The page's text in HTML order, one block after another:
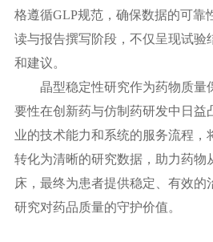
格遵循GLP规范，确保数据的可靠
读与报告撰写阶段，不仅呈现试验
和建议。
晶型稳定性研究作为药物质量
要性在创新药与仿制药研发中日益
业的技术能力和系统的服务流程，
转化为清晰的研究数据，助力药物
床，最终为患者提供稳定、有效的
研究对药品质量的守护价值。